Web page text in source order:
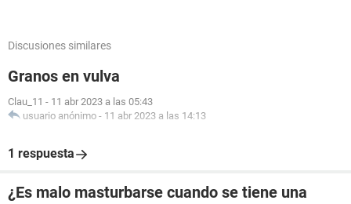
Discusiones similares
Granos en vulva
Clau_11 - 11 abr 2023 a las 05:43
usuario anónimo - 11 abr 2023 a las 14:13
1 respuesta
¿Es malo masturbarse cuando se tiene una